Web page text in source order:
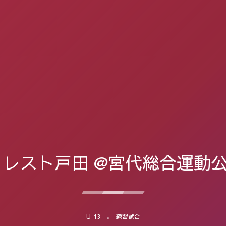
スト戸田 @宮代総合運動
U-13 練習試合